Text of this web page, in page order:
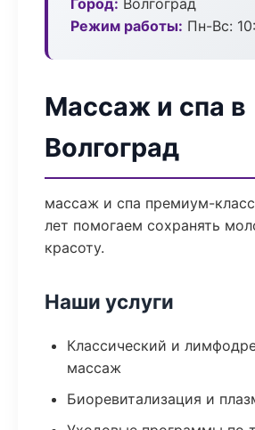
Город: Волгоград
Режим работы: Пн-Вс:
Массаж и спа в
Волгоград
массаж и спа премиум-
лет помогаем сохранять
красоту.
Наши услуги
Классический и
массаж
Биоревитализация и